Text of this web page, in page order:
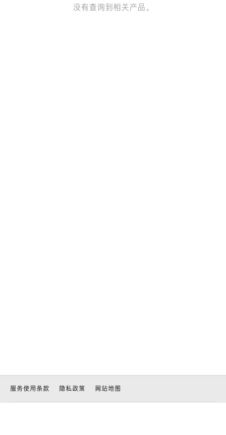
没有查询到相关产品。
服务使用条款 隐私政策 网站地图